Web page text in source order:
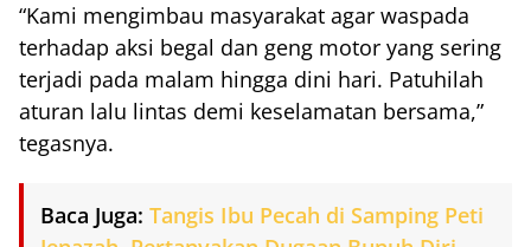
“Kami mengimbau masyarakat agar waspada
terhadap aksi begal dan geng motor yang sering
terjadi pada malam hingga dini hari. Patuhilah
aturan lalu lintas demi keselamatan bersama,”
tegasnya.
Baca Juga: Tangis Ibu Pecah di Samping Peti